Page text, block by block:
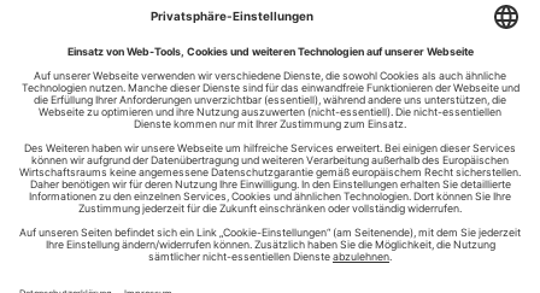
RSS-Feed-URL:https://www.nach-gedacht.net/rss.xml
Die neuesten Einträge aus dem RSS-Feed von
nach-gedacht.net: